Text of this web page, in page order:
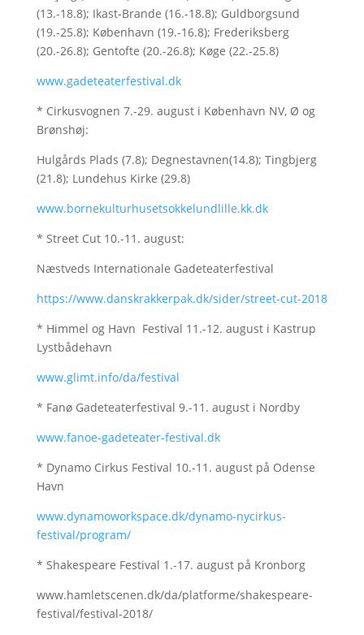
(13.-18.8); Ikast-Brande (16.-18.8); Guldborgsund
(19.-25.8); København (19.-16.8); Frederiksberg
(20.-26.8); Gentofte (20.-26.8); Køge (22.-25.8)
www.gadeteaterfestival.dk
* Cirkusvognen 7.-29. august i København NV, Ø og
Brønshøj:
Hulgårds Plads (7.8); Degnestavnen(14.8); Tingbjerg
(21.8); Lundehus Kirke (29.8)
www.bornekulturhusetsokkelundlille.kk.dk
* Street Cut 10.-11. august:
Næstveds Internationale Gadeteaterfestival
https://www.danskrakkerpak.dk/sider/street-cut-2018
* Himmel og Havn Festival 11.-12. august i Kastrup
Lystbådehavn
www.glimt.info/da/festival
* Fanø Gadeteaterfestival 9.-11. august i Nordby
www.fanoe-gadeteater-festival.dk
* Dynamo Cirkus Festival 10.-11. august på Odense
Havn
www.dynamoworkspace.dk/dynamo-nycirkus-
festival/program/
* Shakespeare Festival 1.-17. august på Kronborg
www.hamletscenen.dk/da/platforme/shakespeare-
festival/festival-2018/